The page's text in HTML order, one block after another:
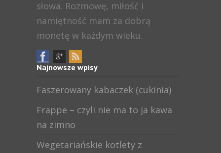
słowa. Rozmowę, miłość i
namiętność mam za dobrą
monetę w każdym wieku.
Najnowsze wpisy
Faszerowany kabaczek (cukinia)
Frappe – czyli nie ma to ja kawa
na zimno
Wegetariańskie kotlety z